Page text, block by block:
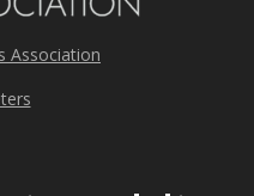
Association